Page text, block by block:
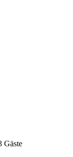
Gäste